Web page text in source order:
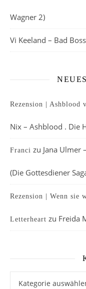
Wagner 2)
Vi Keeland – Bad Boss
Rezension | Ashblood
Nix – Ashblood . Die
Franci zu Jana Ulmer
(Die Gottesdiener
Rezension | Wenn sie
Letterheart zu Freida